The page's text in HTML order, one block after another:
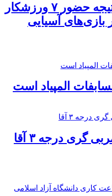
۲ مدال برنز نتیجه حضور ۷ ورزشکار
بازی‌های آسیایی
المپیاد است
گری درجه ۳ آقا